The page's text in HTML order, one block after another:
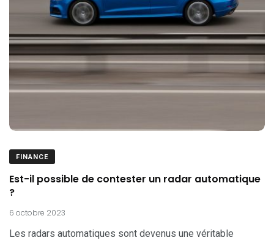
FINANCE
Est-il possible de contester un radar automatique
?
6 octobre 2023
Les radars automatiques sont devenus une véritable